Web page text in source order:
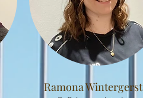
Ramona Wintergerst